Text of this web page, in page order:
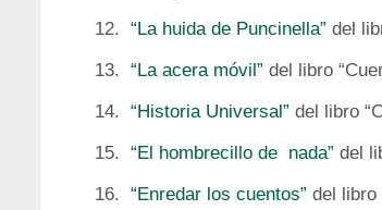
12. “La huida de Puncinella” del
13. “La acera móvil” del libro
14. “Historia Universal” del libro
15. “El hombrecillo de nada” del
16. “Enredar los cuentos” del libro